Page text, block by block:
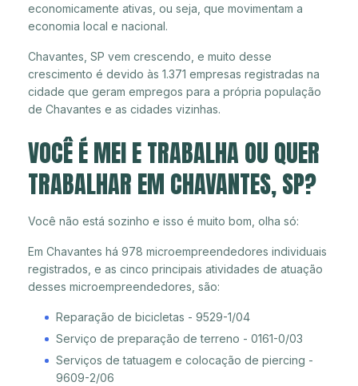
economicamente ativas, ou seja, que movimentam a
economia local e nacional.
Chavantes, SP vem crescendo, e muito desse
crescimento é devido às 1.371 empresas registradas na
cidade que geram empregos para a própria população
de Chavantes e as cidades vizinhas.
VOCÊ É MEI E TRABALHA OU QUER
TRABALHAR EM CHAVANTES, SP?
Você não está sozinho e isso é muito bom, olha só:
Em Chavantes há 978 microempreendedores individuais
registrados, e as cinco principais atividades de atuação
desses microempreendedores, são:
Reparação de bicicletas - 9529-1/04
Serviço de preparação de terreno - 0161-0/03
Serviços de tatuagem e colocação de piercing -
9609-2/06